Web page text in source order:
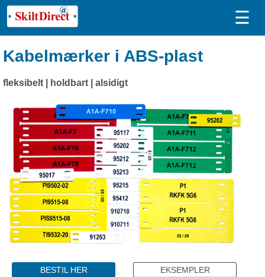
☰
Kabelmærker i ABS-plast
fleksibelt | holdbart | alsidigt
BESTIL HER EKSEMPLER